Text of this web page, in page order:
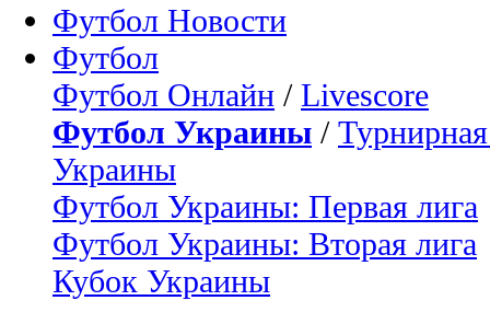
Футбол Новости
Футбол
Футбол Онлайн / Livescore
Футбол Украины /
Украины
Футбол Украины: Первая лига
Футбол Украины: Вторая лига
Кубок Украины